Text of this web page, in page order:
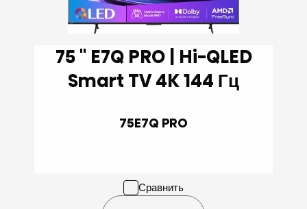
75 '' E7Q PRO | Hi-QLED
Smart TV 4K 144 Гц
75E7Q PRO
Сравнить